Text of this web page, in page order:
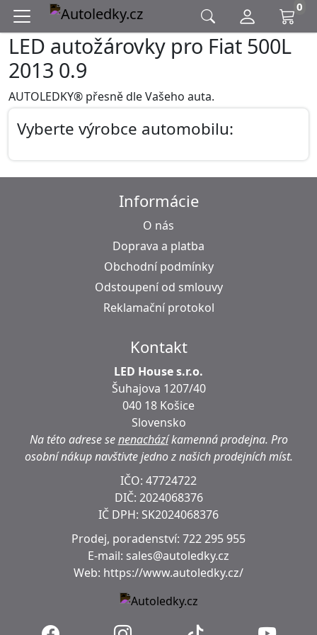
0
LED autožárovky pro Fiat 500L
2013 0.9
AUTOLEDKY® přesně dle Vašeho auta.
Vyberte výrobce automobilu:
Informácie
O nás
Doprava a platba
Obchodní podmínky
Odstoupení od smlouvy
Reklamační protokol
Kontakt
LED House s.r.o.
Šuhajova 1207/40
040 18 Košice
Slovensko
Na této adrese senenacházíkamenná prodejna. Pro
osobní nákup navštivte jedno z našich prodejních míst.
IČO: 47724722
DIČ: 2024068376
IČ DPH: SK2024068376
Prodej, poradenství: 722 295 955
E-mail: sales@autoledky.cz
Web: https://www.autoledky.cz/